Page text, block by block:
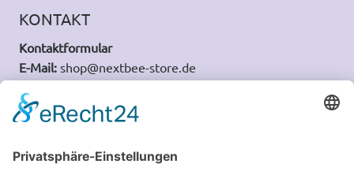
KONTAKT
Kontaktformular
E-Mail: shop@nextbee-store.de
SHOP
Zahlung und Versand